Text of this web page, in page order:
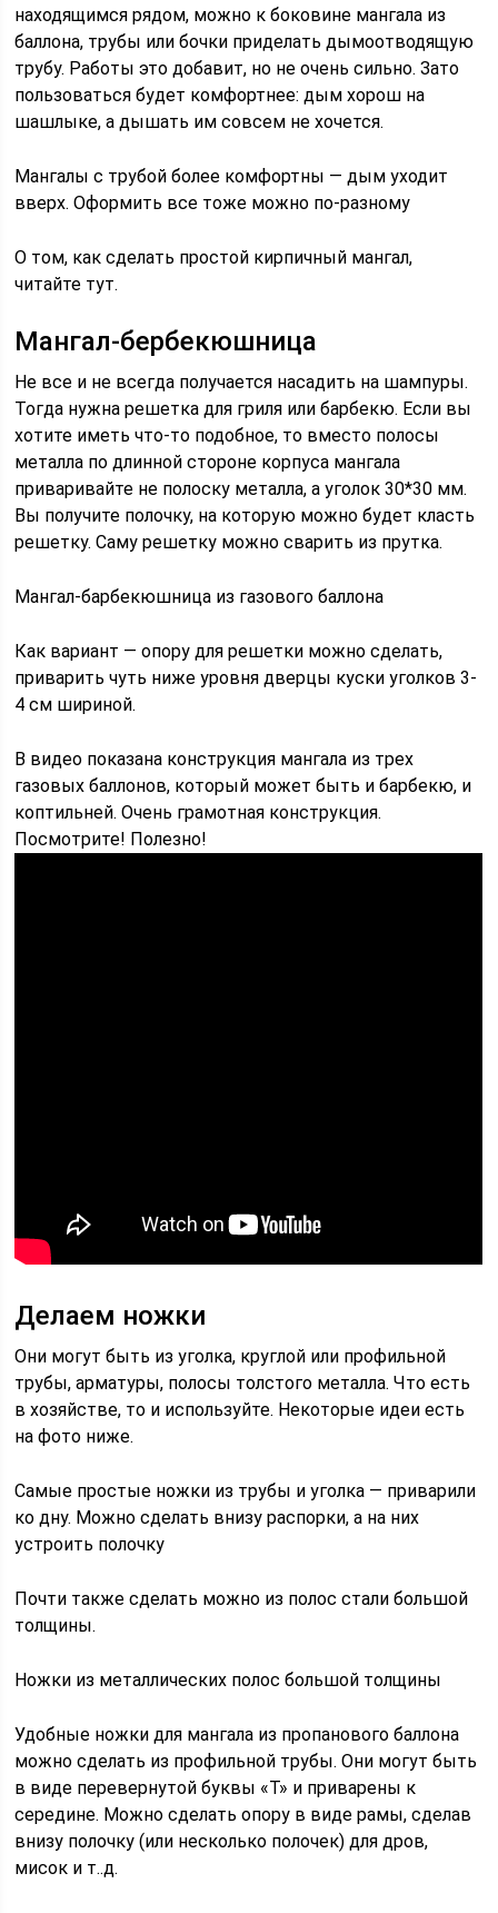
находящимся рядом, можно к боковине мангала из
баллона, трубы или бочки приделать дымоотводящую
трубу. Работы это добавит, но не очень сильно. Зато
пользоваться будет комфортнее: дым хорош на
шашлыке, а дышать им совсем не хочется.
Мангалы с трубой более комфортны — дым уходит
вверх. Оформить все тоже можно по-разному
О том, как сделать простой кирпичный мангал,
читайте тут.
Мангал-бербекюшница
Не все и не всегда получается насадить на шампуры.
Тогда нужна решетка для гриля или барбекю. Если вы
хотите иметь что-то подобное, то вместо полосы
металла по длинной стороне корпуса мангала
приваривайте не полоску металла, а уголок 30*30 мм.
Вы получите полочку, на которую можно будет класть
решетку. Саму решетку можно сварить из прутка.
Мангал-барбекюшница из газового баллона
Как вариант — опору для решетки можно сделать,
приварить чуть ниже уровня дверцы куски уголков 3-
4 см шириной.
В видео показана конструкция мангала из трех
газовых баллонов, который может быть и барбекю, и
коптильней. Очень грамотная конструкция.
Посмотрите! Полезно!
Делаем ножки
Они могут быть из уголка, круглой или профильной
трубы, арматуры, полосы толстого металла. Что есть
в хозяйстве, то и используйте. Некоторые идеи есть
на фото ниже.
Самые простые ножки из трубы и уголка — приварили
ко дну. Можно сделать внизу распорки, а на них
устроить полочку
Почти также сделать можно из полос стали большой
толщины.
Ножки из металлических полос большой толщины
Удобные ножки для мангала из пропанового баллона
можно сделать из профильной трубы. Они могут быть
в виде перевернутой буквы «Т» и приварены к
середине. Можно сделать опору в виде рамы, сделав
внизу полочку (или несколько полочек) для дров,
мисок и т..д.